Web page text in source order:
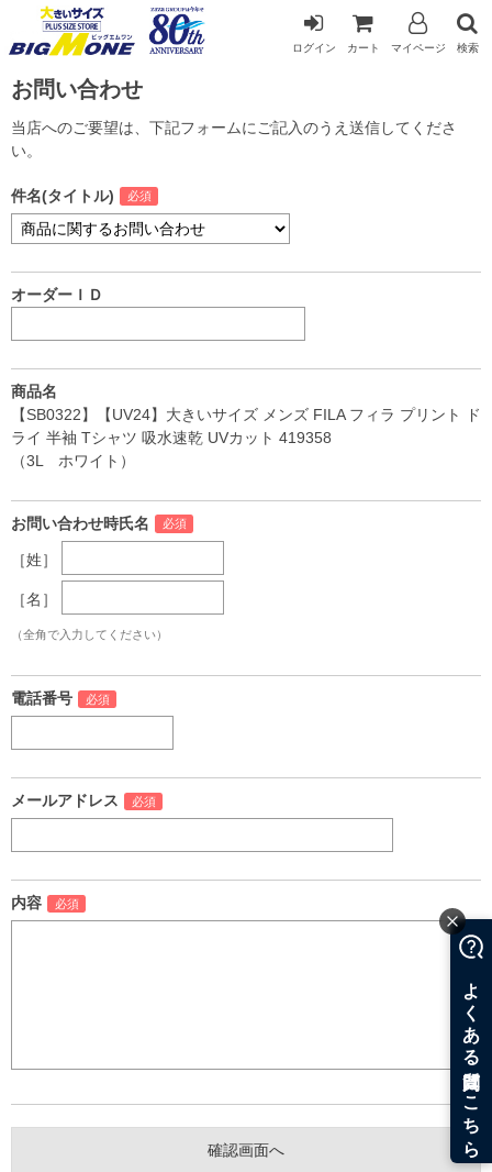
ログイン カート マイページ 検索
お問い合わせ
当店へのご要望は、下記フォームにご記入のうえ送信してくださ
い。
件名(タイトル)
オーダーＩＤ
商品名
【SB0322】【UV24】大きいサイズ メンズ FILA フィラ プリント ド
ライ 半袖 Tシャツ 吸水速乾 UVカット 419358
（3L ホワイト）
お問い合わせ時氏名
［姓］
［名］
（全角で入力してください）
電話番号
メールアドレス
内容